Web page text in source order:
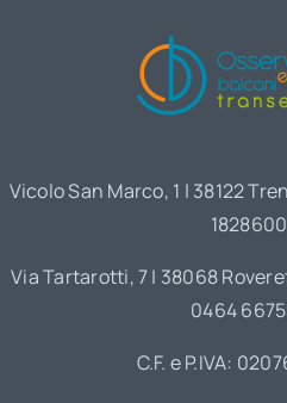
Vicolo San Marco, 1 | 38122
1828600
Via Tartarotti, 7 | 38068
0464
C.F. e P.IVA: